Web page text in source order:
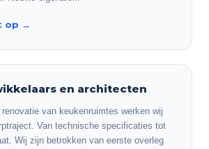
op →
en architecten
renovatie van keukenruimtes werken wij
Van technische specificaties tot
Wij zijn betrokken van eerste overleg